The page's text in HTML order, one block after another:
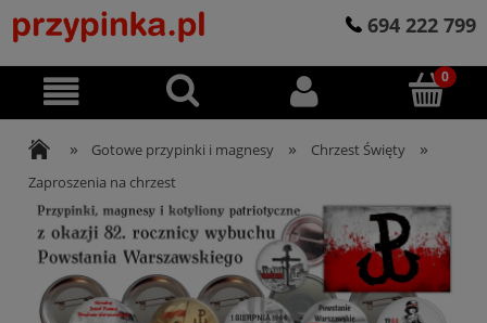
694 222 799
» Gotowe przypinki i magnesy » Chrzest Święty »
Zaproszenia na chrzest